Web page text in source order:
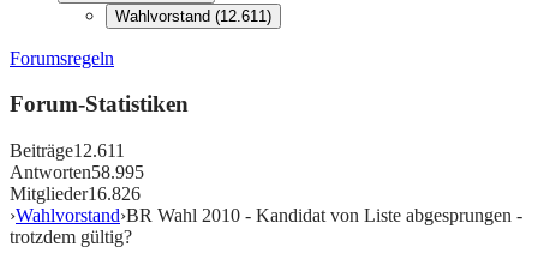
Wahlvorstand (12.611)
Forumsregeln
Forum-Statistiken
Beiträge12.611
Antworten58.995
Mitglieder16.826
›Wahlvorstand›BR Wahl 2010 - Kandidat von Liste abgesprungen -
trotzdem gültig?